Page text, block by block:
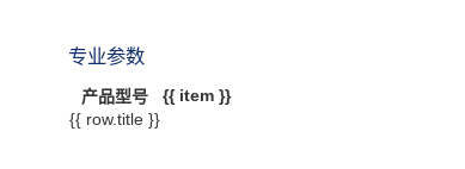
专业参数
产品型号
{{ item }}
{{ row.title }}